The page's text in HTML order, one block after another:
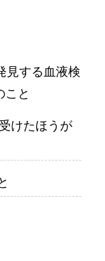
見する血液検
と
けたほうが